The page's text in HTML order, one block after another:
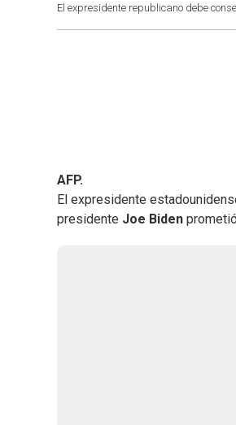
El expresidente republicano debe
AFP.
El expresidente
presidente Joe Biden